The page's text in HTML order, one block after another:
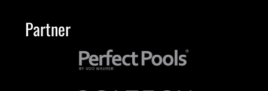
Partner